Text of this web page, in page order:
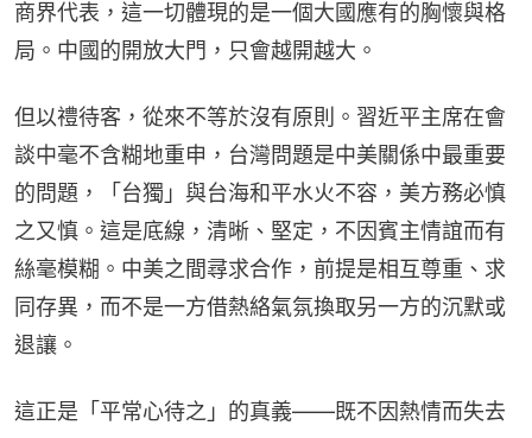
商界代表，這一切體現的是一個大國應有的胸懷與格
局。中國的開放大門，只會越開越大。
但以禮待客，從來不等於沒有原則。習近平主席在會
談中毫不含糊地重申，台灣問題是中美關係中最重要
的問題，「台獨」與台海和平水火不容，美方務必慎
之又慎。這是底線，清晰、堅定，不因賓主情誼而有
絲毫模糊。中美之間尋求合作，前提是相互尊重、求
同存異，而不是一方借熱絡氣氛換取另一方的沉默或
退讓。
這正是「平常心待之」的真義——既不因熱情而失去